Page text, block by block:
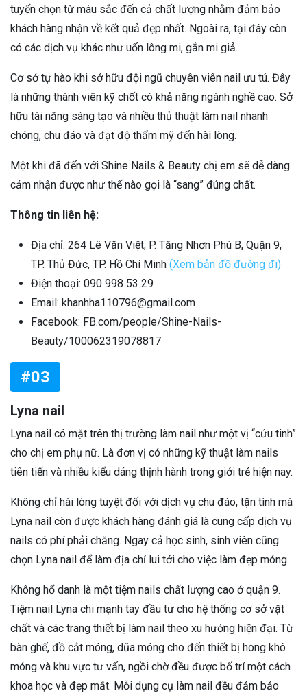
tuyển chọn từ màu sắc đến cả chất lượng nhằm đảm bảo
khách hàng nhận về kết quả đẹp nhất. Ngoài ra, tại đây còn
có các dịch vụ khác như uốn lông mi, gắn mi giả.
Cơ sở tự hào khi sở hữu đội ngũ chuyên viên nail ưu tú. Đây
là những thành viên kỹ chốt có khả năng ngành nghề cao. Sở
hữu tài năng sáng tạo và nhiều thủ thuật làm nail nhanh
chóng, chu đáo và đạt độ thẩm mỹ đến hài lòng.
Một khi đã đến với Shine Nails & Beauty chị em sẽ dễ dàng
cảm nhận được như thế nào gọi là “sang” đúng chất.
Thông tin liên hệ:
Địa chỉ: 264 Lê Văn Việt, P. Tăng Nhơn Phú B, Quận 9,
TP. Thủ Đức, TP. Hồ Chí Minh (Xem bản đồ đường đi)
Điện thoại: 090 998 53 29
Email: khanhha110796@gmail.com
Facebook: FB.com/people/Shine-Nails-
Beauty/100062319078817
#03
Lyna nail
Lyna nail có mặt trên thị trường làm nail như một vị “cứu tinh”
cho chị em phụ nữ. Là đơn vị có những kỹ thuật làm nails
tiên tiến và nhiều kiểu dáng thịnh hành trong giới trẻ hiện nay.
Không chỉ hài lòng tuyệt đối với dịch vụ chu đáo, tận tình mà
Lyna nail còn được khách hàng đánh giá là cung cấp dịch vụ
nails có phí phải chăng. Ngay cả học sinh, sinh viên cũng
chọn Lyna nail để làm địa chỉ lui tới cho việc làm đẹp móng.
Không hổ danh là một tiệm nails chất lượng cao ở quận 9.
Tiệm nail Lyna chi mạnh tay đầu tư cho hệ thống cơ sở vật
chất và các trang thiết bị làm nail theo xu hướng hiện đại. Từ
bàn ghế, đồ cắt móng, dũa móng cho đến thiết bị hong khô
móng và khu vực tư vấn, ngồi chờ đều được bố trí một cách
khoa học và đẹp mắt. Mỗi dụng cụ làm nail đều đảm bảo